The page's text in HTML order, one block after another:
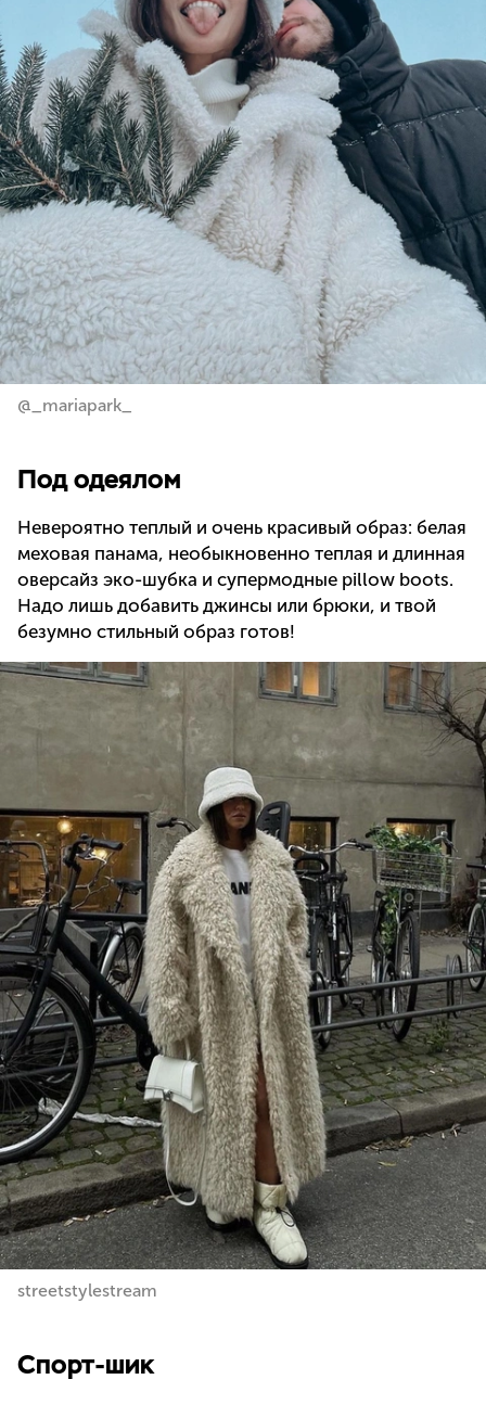
@_mariapark_
Под одеялом
Невероятно теплый и очень красивый образ: белая
меховая панама, необыкновенно теплая и длинная
оверсайз эко-шубка и супермодные pillow boots.
Надо лишь добавить джинсы или брюки, и твой
безумно стильный образ готов!
streetstylestream
Спорт-шик